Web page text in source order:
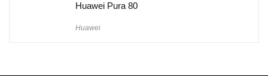
Huawei Pura 80
Huawei